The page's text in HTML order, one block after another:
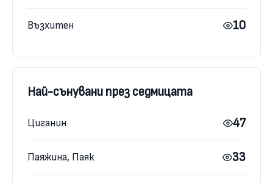
Възхитен 10
Най-сънувани през седмицата
Циганин 47
Паяжина, Паяк 33